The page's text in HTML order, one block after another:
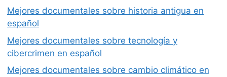
Mejores documentales sobre historia antigua en
español
Mejores documentales sobre tecnología y
cibercrimen en español
Mejores documentales sobre cambio climático en